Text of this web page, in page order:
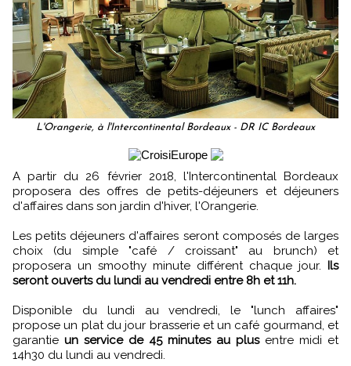
L'Orangerie, à l'Intercontinental Bordeaux - DR IC Bordeaux
A partir du 26 février 2018, l'Intercontinental Bordeaux
proposera des offres de petits-déjeuners et déjeuners
d'affaires dans son jardin d'hiver, l'Orangerie.
Les petits déjeuners d'affaires seront composés de larges
choix (du simple "café / croissant" au brunch) et
proposera un smoothy minute différent chaque jour.
Ils
seront ouverts du lundi au vendredi entre 8h et 11h.
Disponible du lundi au vendredi, le "lunch affaires"
propose un plat du jour brasserie et un café gourmand, et
garantie un service de 45 minutes au plusentre midi et
14h30 du lundi au vendredi.